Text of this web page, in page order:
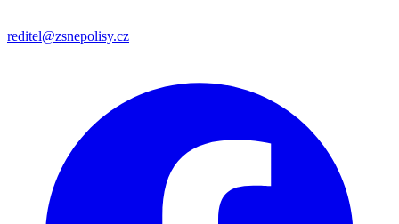
reditel@zsnepolisy.cz